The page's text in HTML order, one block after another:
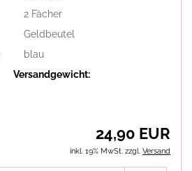
2 Fächer
Geldbeutel
blau
Versandgewicht:
24,90 EUR
inkl. 19% MwSt. zzgl. Versand